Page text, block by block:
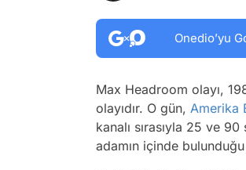
Onedio’yu
Max Headroom olayı,
olayıdır. O gün, Amerika
kanalı sırasıyla 25 ve
adamın içinde